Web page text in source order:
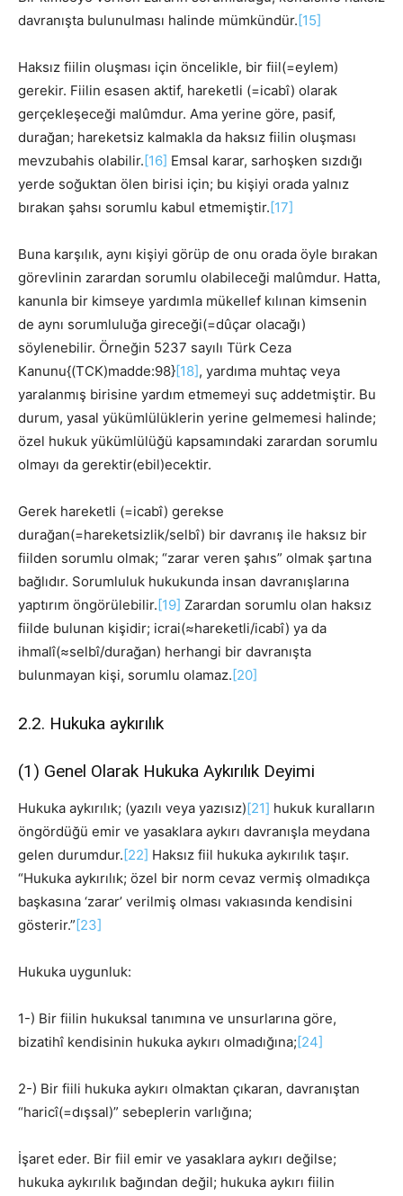
davranışta bulunulması halinde mümkündür. [15]
Haksız fiilin oluşması için öncelikle, bir fiil(=eylem)
gerekir. Fiilin esasen aktif, hareketli (=icabî) olarak
gerçekleşeceği malûmdur. Ama yerine göre, pasif,
durağan; hareketsiz kalmakla da haksız fiilin oluşması
mevzubahis olabilir. [16] Emsal karar, sarhoşken sızdığı
yerde soğuktan ölen birisi için; bu kişiyi orada yalnız
bırakan şahsı sorumlu kabul etmemiştir. [17]
Buna karşılık, aynı kişiyi görüp de onu orada öyle bırakan
görevlinin zarardan sorumlu olabileceği malûmdur. Hatta,
kanunla bir kimseye yardımla mükellef kılınan kimsenin
de aynı sorumluluğa gireceği(=dûçar olacağı)
söylenebilir. Örneğin 5237 sayılı Türk Ceza
Kanunu{(TCK)madde:98}[18], yardıma muhtaç veya
yaralanmış birisine yardım etmemeyi suç addetmiştir. Bu
durum, yasal yükümlülüklerin yerine gelmemesi halinde;
özel hukuk yükümlülüğü kapsamındaki zarardan sorumlu
olmayı da gerektir(ebil)ecektir.
Gerek hareketli (=icabî) gerekse
durağan(=hareketsizlik/selbî) bir davranış ile haksız bir
fiilden sorumlu olmak; “zarar veren şahıs” olmak şartına
bağlıdır. Sorumluluk hukukunda insan davranışlarına
yaptırım öngörülebilir. [19] Zarardan sorumlu olan haksız
fiilde bulunan kişidir; icrai(≈hareketli/icabî) ya da
ihmalî(≈selbî/durağan) herhangi bir davranışta
bulunmayan kişi, sorumlu olamaz. [20]
2.2. Hukuka aykırılık
(1) Genel Olarak Hukuka Aykırılık Deyimi
Hukuka aykırılık; (yazılı veya yazısız)[21] hukuk kuralların
öngördüğü emir ve yasaklara aykırı davranışla meydana
gelen durumdur. [22] Haksız fiil hukuka aykırılık taşır.
“Hukuka aykırılık; özel bir norm cevaz vermiş olmadıkça
başkasına ‘zarar’ verilmiş olması vakıasında kendisini
gösterir.” [23]
Hukuka uygunluk:
1-) Bir fiilin hukuksal tanımına ve unsurlarına göre,
bizatihî kendisinin hukuka aykırı olmadığına; [24]
2-) Bir fiili hukuka aykırı olmaktan çıkaran, davranıştan
“haricî(=dışsal)” sebeplerin varlığına;
İşaret eder. Bir fiil emir ve yasaklara aykırı değilse;
hukuka aykırılık bağından değil; hukuka aykırı fiilin